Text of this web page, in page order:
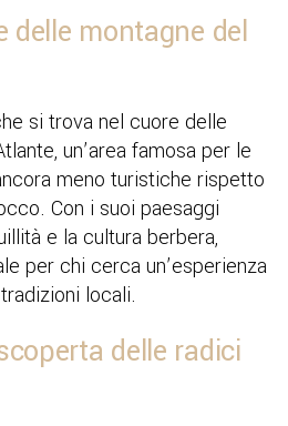
delle montagne del
si trova nel cuore delle
un’area famosa per le
meno turistiche rispetto
Con i suoi paesaggi
e la cultura berbera,
per chi cerca un’esperienza
locali.
delle radici